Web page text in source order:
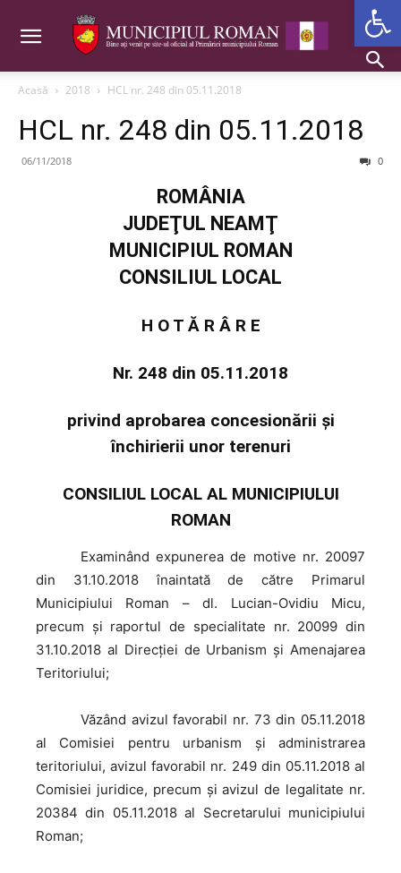
Acasă 2018 HCL nr. 248 din 05.11.2018
HCL nr. 248 din 05.11.2018
06/11/2018 0
ROMÂNIA
JUDEŢUL NEAMŢ
MUNICIPIUL ROMAN
CONSILIUL LOCAL
H O T Ă R Â R E
Nr. 248 din 05.11.2018
privind aprobarea concesionării şi
închirierii unor terenuri
CONSILIUL LOCAL AL MUNICIPIULUI
ROMAN
Examinând expunerea de motive nr. 20097
din 31.10.2018 înaintată de către Primarul
Municipiului Roman – dl. Lucian-Ovidiu Micu,
precum şi raportul de specialitate nr. 20099 din
31.10.2018 al Direcţiei de Urbanism şi Amenajarea
Teritoriului;
Văzând avizul favorabil nr. 73 din 05.11.2018
al Comisiei pentru urbanism şi administrarea
teritoriului, avizul favorabil nr. 249 din 05.11.2018 al
Comisiei juridice, precum şi avizul de legalitate nr.
20384 din 05.11.2018 al Secretarului municipiului
Roman;